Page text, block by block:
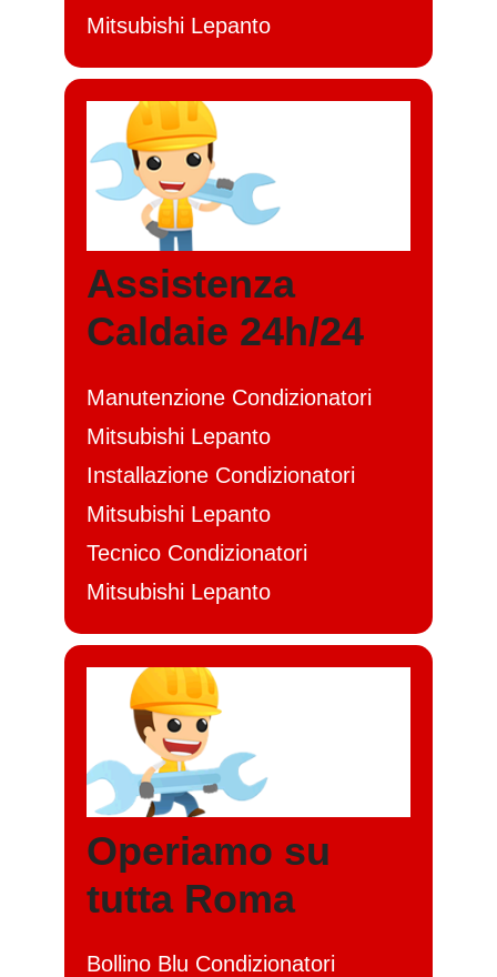
Mitsubishi Lepanto
Assistenza
Caldaie 24h/24
Manutenzione Condizionatori
Mitsubishi Lepanto
Installazione Condizionatori
Mitsubishi Lepanto
Tecnico Condizionatori
Mitsubishi Lepanto
Operiamo su
tutta Roma
Bollino Blu Condizionatori